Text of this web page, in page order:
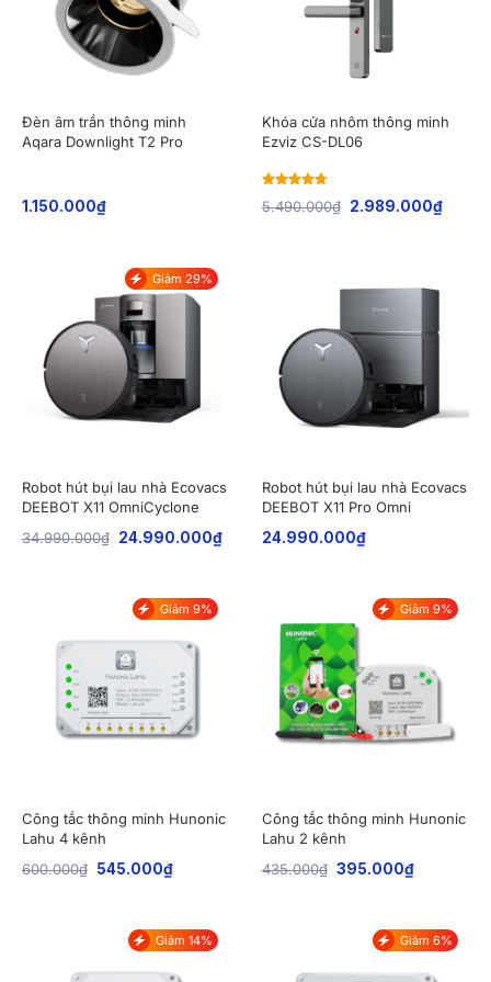
Đèn âm trần thông minh
Aqara Downlight T2 Pro
1.150.000₫
Khóa cửa nhôm thông minh
Ezviz CS-DL06
Rated4.71
out of 5
5.490.000₫ 2.989.000₫
Giảm 29%
Robot hút bụi lau nhà Ecovacs
DEEBOT X11 OmniCyclone
34.990.000₫ 24.990.000₫
Robot hút bụi lau nhà Ecovacs
DEEBOT X11 Pro Omni
24.990.000₫
Giảm 9%
Công tắc thông minh Hunonic
Lahu 4 kênh
600.000₫ 545.000₫
Giảm 9%
Công tắc thông minh Hunonic
Lahu 2 kênh
435.000₫ 395.000₫
Giảm 14% Giảm 6%